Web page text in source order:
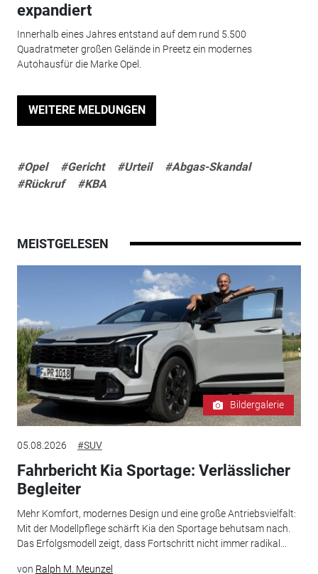
expandiert
Innerhalb eines Jahres entstand auf dem rund 5.500
Quadratmeter großen Gelände in Preetz ein modernes
Autohausfür die Marke Opel.
WEITERE MELDUNGEN
#Opel #Gericht #Urteil
#Abgas-Skandal
#Rückruf
#KBA
MEISTGELESEN
Bildergalerie
05.08.2026 #SUV
Fahrbericht Kia Sportage: Verlässlicher
Begleiter
Mehr Komfort, modernes Design und eine große Antriebsvielfalt:
Mit der Modellpflege schärft Kia den Sportage behutsam nach.
Das Erfolgsmodell zeigt, dass Fortschritt nicht immer radikal...
von Ralph M. Meunzel